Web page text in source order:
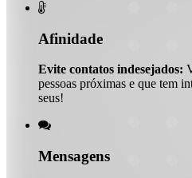

Afinidade
Evite contatos indesejados:
pessoas próximas e que tem
seus!

Mensagens